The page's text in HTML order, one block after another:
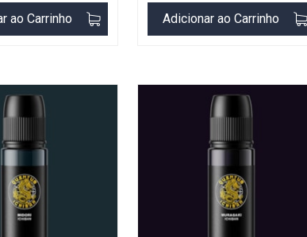
ao Carrinho Adicionar ao Carrinho